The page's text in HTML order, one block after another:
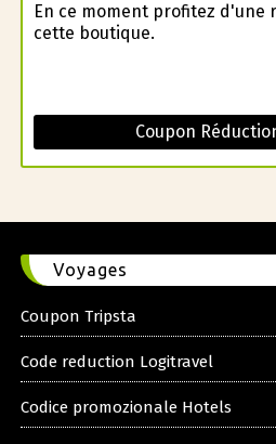
En ce moment profitez d'une
cette boutique.
Coupon
Voyages
Coupon Tripsta
Code reduction Logitravel
Codice promozionale Hotels